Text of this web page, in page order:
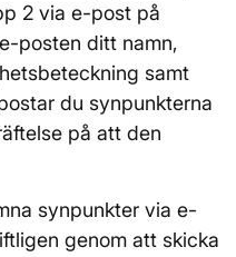
2 via e-post på
posten ditt namn,
samt
du synpunkterna
på att den
synpunkter via e-
genom att skicka